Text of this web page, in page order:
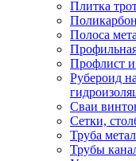
Плитка
Полоса
Профлист
Рубероид
Сваи
Сетки,
Труба
Трубы